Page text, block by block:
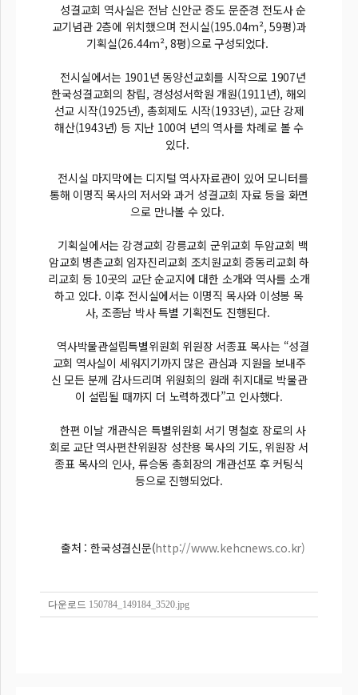
성결교회 역사실은 전남 신안군 증도 문준경 전도사 순
교기념관 2층에 위치했으며 전시실(195.04m², 59평)과
기획실(26.44m², 8평)으로 구성되었다.
전시실에서는 1901년 동양선교회를 시작으로 1907년
한국성결교회의 창립, 경성성서학원 개원(1911년), 해외
선교 시작(1925년), 총회제도 시작(1933년), 교단 강제
해산(1943년) 등 지난 100여 년의 역사를 차례로 볼 수
있다.
전시실 마지막에는 디지털 역사자료관이 있어 모니터를
통해 이명직 목사의 저서와 과거 성결교회 자료 등을 화면
으로 만나볼 수 있다.
기획실에서는 강경교회 강릉교회 군위교회 두암교회 백
암교회 병촌교회 임자진리교회 조치원교회 증동리교회 하
리교회 등 10곳의 교단 순교지에 대한 소개와 역사를 소개
하고 있다. 이후 전시실에서는 이명직 목사와 이성봉 목
사, 조종남 박사 특별 기획전도 진행된다.
역사박물관설립특별위원회 위원장 서종표 목사는 “성결
교회 역사실이 세워지기까지 많은 관심과 지원을 보내주
신 모든 분께 감사드리며 위원회의 원래 취지대로 박물관
이 설립될 때까지 더 노력하겠다”고 인사했다.
한편 이날 개관식은 특별위원회 서기 명철호 장로의 사
회로 교단 역사편찬위원장 성찬용 목사의 기도, 위원장 서
종표 목사의 인사, 류승동 총회장의 개관선포 후 커팅식
등으로 진행되었다.
출처 : 한국성결신문(http://www.kehcnews.co.kr)
다운로드 150784_149184_3520.jpg